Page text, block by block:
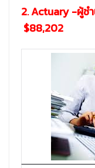
2.Actuary -ผู้ชำ
$88,202